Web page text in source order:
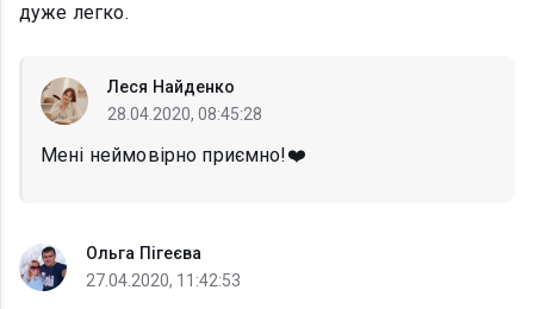
дуже легко.
Леся Найденко
28.04.2020, 08:45:28
Мені неймовірно приємно!❤️
Ольга Пігеєва
27.04.2020, 11:42:53